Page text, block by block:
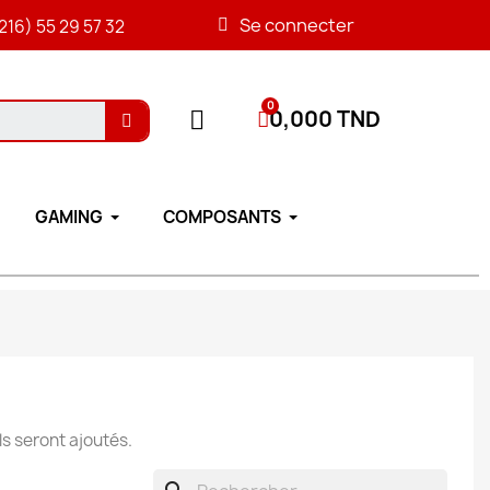
55 29 57 32 Se connecter
0,000 TND
GAMING COMPOSANTS
seront ajoutés.